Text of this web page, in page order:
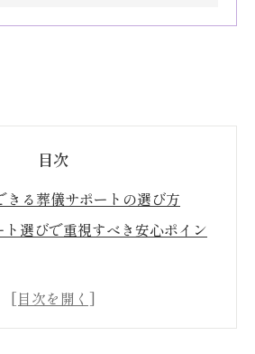
目次
きる葬儀サポートの選び方
ト選びで重視すべき安心ポイン
市の葬儀事情とサポート体制